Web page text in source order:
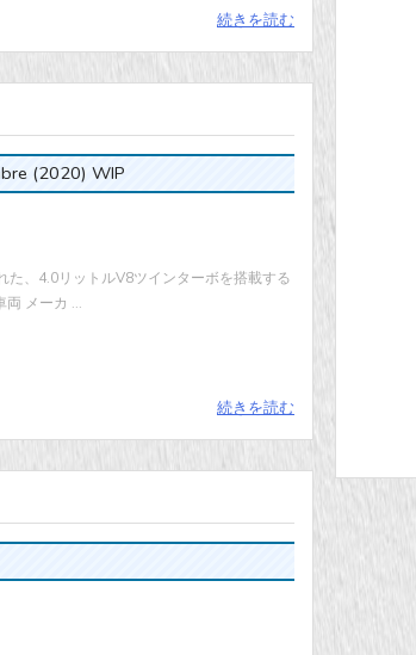
続きを読む
(2020) WIP
た、4.0リットルV8ツインターボを搭載する
両 メーカ ...
続きを読む